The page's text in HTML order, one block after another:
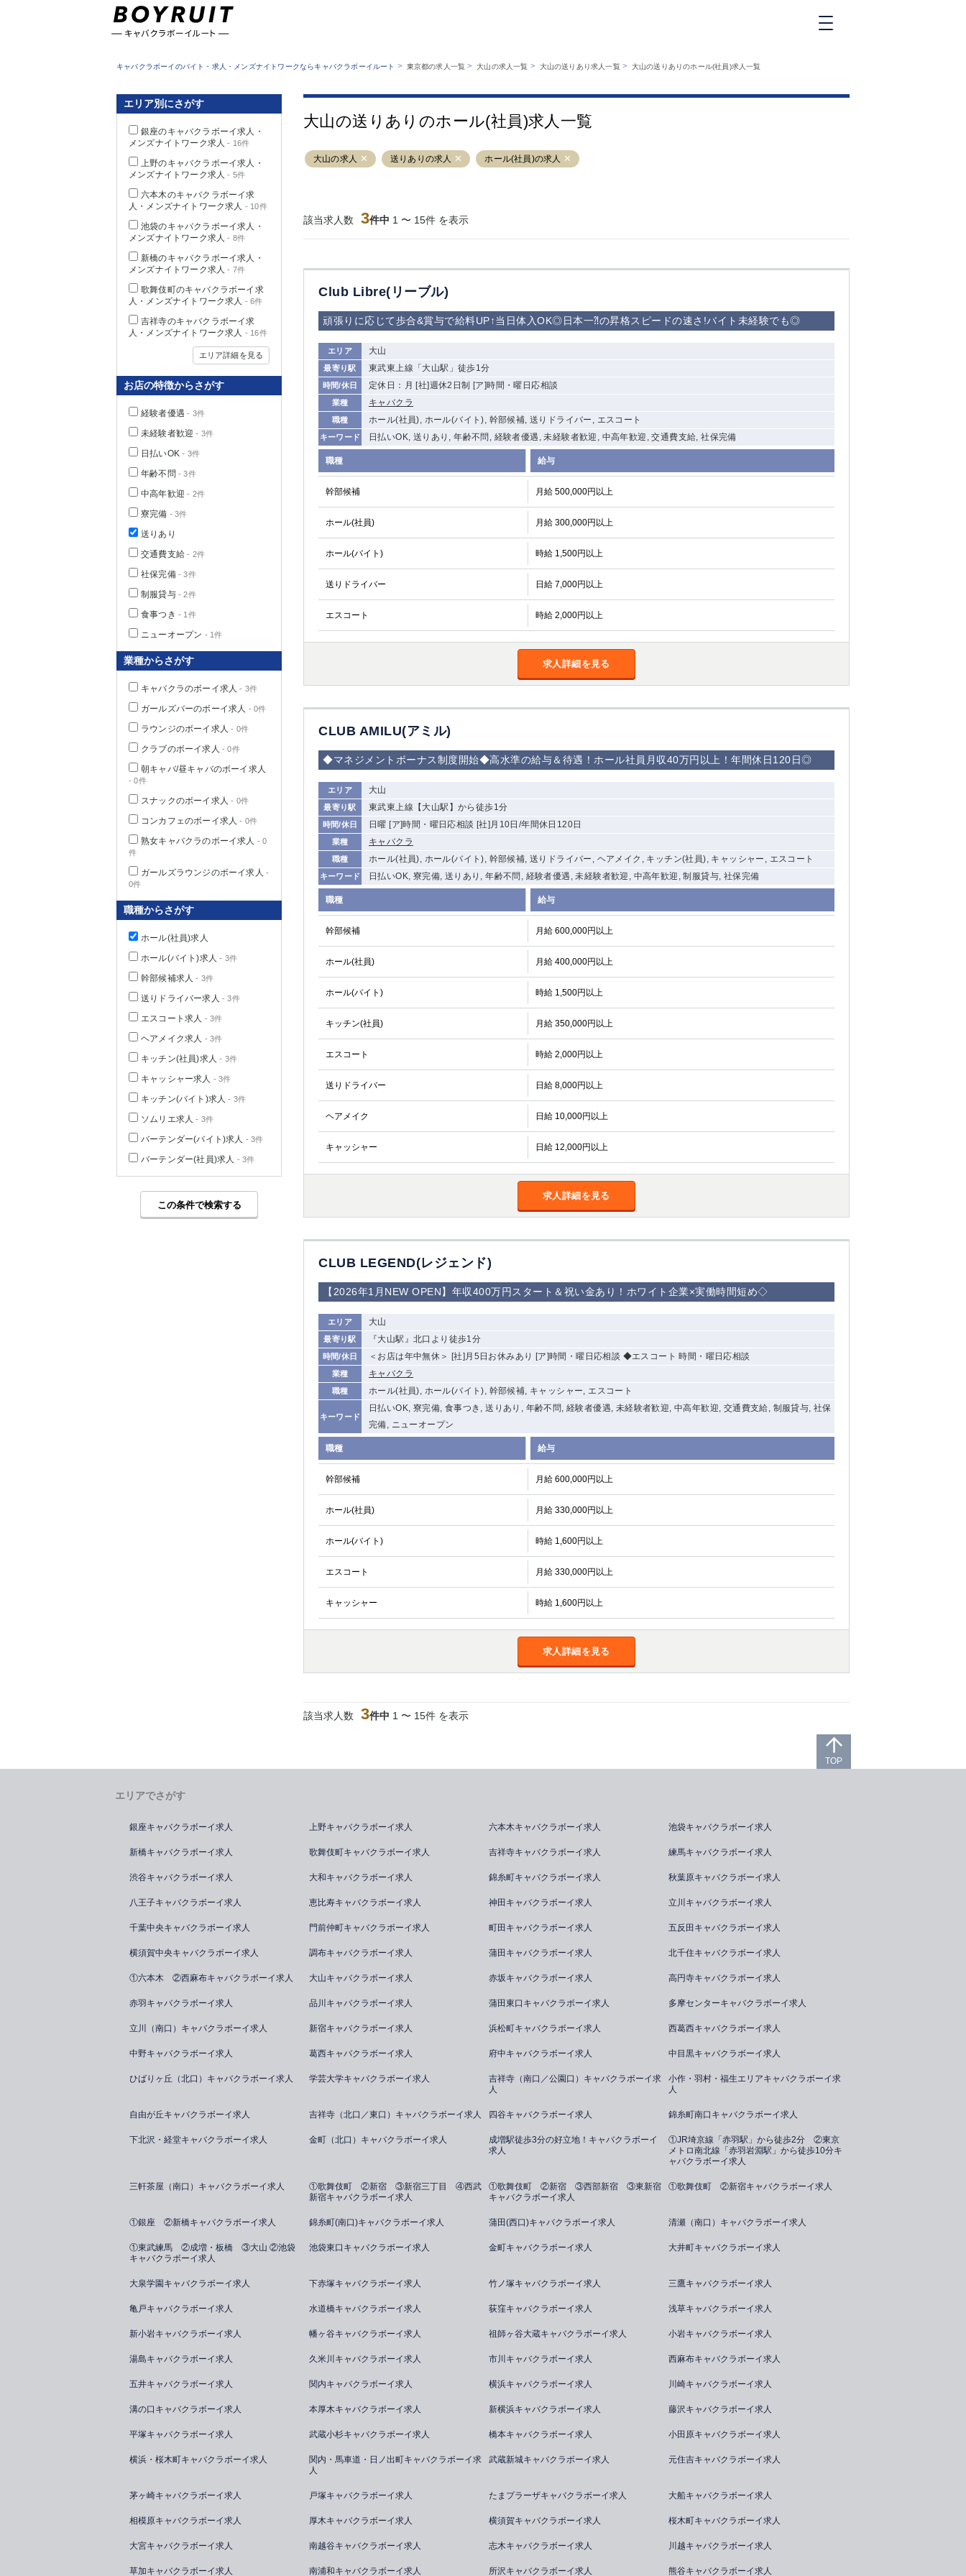
業種から探す
職種から探す
キャバクラボーイルートとは？
サイトマップ
キャバクラボーイのバイト・求人・メンズナイトワークならキャバクラボーイルート > 東京都の求人一覧 >大山の求人一覧 > 大山の送りあり求人一覧> 大山の送りありのホール(社員)求人一覧
大山の送りありのホール(社員)求人一覧
大山の求人 送りありの求人 ホール(社員)の求人
該当求人数 3件中 1 〜 15件 を表示
Club Libre(リーブル)
頑張りに応じて歩合&賞与で給料UP↑当日体入OK◎日本一⁈の昇格スピードの速さ!バイト未経験でも◎
エリア 大山
最寄り駅 東武東上線「大山駅」徒歩1分
時間/休日 定休日：月 [社]週休2日制 [ア]時間・曜日応相談
業種 キャバクラ
職種 ホール(社員), ホール(バイト), 幹部候補, 送りドライバー, エスコート
キーワード 日払いOK, 送りあり, 年齢不問, 経験者優遇, 未経験者歓迎, 中高年歓迎, 交通費支給, 社保完備
職種 給与
幹部候補 月給 500,000円以上
ホール(社員) 月給 300,000円以上
ホール(バイト) 時給 1,500円以上
送りドライバー 日給 7,000円以上
エスコート 時給 2,000円以上
求人詳細を見る
CLUB AMILU(アミル)
◆マネジメントボーナス制度開始◆高水準の給与＆待遇！ホール社員月収40万円以上！年間休日120日◎
エリア 大山
最寄り駅 東武東上線【大山駅】から徒歩1分
時間/休日 日曜 [ア]時間・曜日応相談 [社]月10日/年間休日120日
業種 キャバクラ
職種 ホール(社員), ホール(バイト), 幹部候補, 送りドライバー, ヘアメイク, キッチン(社員), キャッシャー, エスコート
キーワード 日払いOK, 寮完備, 送りあり, 年齢不問, 経験者優遇, 未経験者歓迎, 中高年歓迎, 制服貸与, 社保完備
職種 給与
幹部候補 月給 600,000円以上
ホール(社員) 月給 400,000円以上
ホール(バイト) 時給 1,500円以上
キッチン(社員) 月給 350,000円以上
エスコート 時給 2,000円以上
送りドライバー 日給 8,000円以上
ヘアメイク 日給 10,000円以上
キャッシャー 日給 12,000円以上
求人詳細を見る
CLUB LEGEND(レジェンド)
【2026年1月NEW OPEN】年収400万円スタート＆祝い金あり！ホワイト企業×実働時間短め◇
エリア 大山
最寄り駅 『大山駅』北口より徒歩1分
時間/休日 ＜お店は年中無休＞ [社]月5日お休みあり [ア]時間・曜日応相談 ◆エスコート 時間・曜日応相談
業種 キャバクラ
職種 ホール(社員), ホール(バイト), 幹部候補, キャッシャー, エスコート
キーワード
日払いOK, 寮完備, 食事つき, 送りあり, 年齢不問, 経験者優遇, 未経験者歓迎, 中高年歓迎, 交通費支給, 制服貸与, 社保
完備, ニューオープン
職種 給与
幹部候補 月給 600,000円以上
ホール(社員) 月給 330,000円以上
ホール(バイト) 時給 1,600円以上
エスコート 月給 330,000円以上
キャッシャー 時給 1,600円以上
求人詳細を見る
該当求人数 3件中 1 〜 15件 を表示
エリア別にさがす
銀座のキャバクラボーイ求人・
メンズナイトワーク求人 - 16件
上野のキャバクラボーイ求人・
メンズナイトワーク求人 - 5件
六本木のキャバクラボーイ求
人・メンズナイトワーク求人 - 10件
池袋のキャバクラボーイ求人・
メンズナイトワーク求人 - 8件
新橋のキャバクラボーイ求人・
メンズナイトワーク求人 - 7件
歌舞伎町のキャバクラボーイ求
人・メンズナイトワーク求人 - 6件
吉祥寺のキャバクラボーイ求
人・メンズナイトワーク求人 - 16件
エリア詳細を見る
お店の特徴からさがす
経験者優遇 - 3件
未経験者歓迎 - 3件
日払いOK - 3件
年齢不問 - 3件
中高年歓迎 - 2件
寮完備 - 3件
送りあり
交通費支給 - 2件
社保完備- 3件
制服貸与- 2件
食事つき - 1件
ニューオープン - 1件
業種からさがす
キャバクラのボーイ求人 - 3件
ガールズバーのボーイ求人 - 0件
ラウンジのボーイ求人 - 0件
クラブのボーイ求人 - 0件
朝キャバ/昼キャバのボーイ求人
- 0件
スナックのボーイ求人 - 0件
コンカフェのボーイ求人 - 0件
熟女キャバクラのボーイ求人 - 0
件
ガールズラウンジのボーイ求人 -
0件
職種からさがす
ホール(社員)求人
ホール(バイト)求人 - 3件
幹部候補求人 - 3件
送りドライバー求人 - 3件
エスコート求人 - 3件
ヘアメイク求人 - 3件
キッチン(社員)求人 - 3件
キャッシャー求人 - 3件
キッチン(バイト)求人 - 3件
ソムリエ求人 - 3件
バーテンダー(バイト)求人 - 3件
バーテンダー(社員)求人 - 3件
この条件で検索する
東京都 銀座 上野 六本木 池袋
新橋
立川
千葉中央 門前仲町 町田
大山
赤坂 高円寺
ひばりヶ丘（北
学芸大学
の好立地！
「赤羽駅」から
徒歩2分 ②東
京メトロ南北線
「赤羽岩淵駅」
から徒歩10分
宿
①歌舞伎町 ②
新宿
①東武練馬 ②
成増・板橋 ③
大山 ②池袋
池袋東口 金町
下赤塚 竹ノ塚 三鷹 亀戸
荻窪
浅草 新小岩 幡ヶ谷
祖師ヶ谷大蔵
五井
関内 横浜 川崎 溝の口
本厚木
新横浜
武蔵小杉
小田原
横浜・桜木町
関内・馬車道・
日ノ出町
武蔵新城 元住吉
茅ヶ崎 戸塚 たまプラーザ 大船
相模原
厚木
桜木町
大宮 川越
南浦和
所沢 熊谷
獨協大学前＜草
加松原＞
北浦和（西口）
千葉県
茂原
松戸
浦安
宇都宮
茨城県 土浦
群馬県 高崎
0 選択した内容で設定
エリアでさがす
銀座キャバクラボーイ求人 上野キャバクラボーイ求人 六本木キャバクラボーイ求人 池袋キャバクラボーイ求人
新橋キャバクラボーイ求人 歌舞伎町キャバクラボーイ求人 吉祥寺キャバクラボーイ求人 練馬キャバクラボーイ求人
渋谷キャバクラボーイ求人 大和キャバクラボーイ求人 錦糸町キャバクラボーイ求人 秋葉原キャバクラボーイ求人
八王子キャバクラボーイ求人 恵比寿キャバクラボーイ求人 神田キャバクラボーイ求人 立川キャバクラボーイ求人
千葉中央キャバクラボーイ求人 門前仲町キャバクラボーイ求人 町田キャバクラボーイ求人 五反田キャバクラボーイ求人
横須賀中央キャバクラボーイ求人 調布キャバクラボーイ求人 蒲田キャバクラボーイ求人 北千住キャバクラボーイ求人
①六本木 ②西麻布キャバクラボーイ求人 大山キャバクラボーイ求人 赤坂キャバクラボーイ求人 高円寺キャバクラボーイ求人
赤羽キャバクラボーイ求人 品川キャバクラボーイ求人 蒲田東口キャバクラボーイ求人 多摩センターキャバクラボーイ求人
立川（南口）キャバクラボーイ求人 新宿キャバクラボーイ求人 浜松町キャバクラボーイ求人 西葛西キャバクラボーイ求人
中野キャバクラボーイ求人 葛西キャバクラボーイ求人 府中キャバクラボーイ求人 中目黒キャバクラボーイ求人
ひばりヶ丘（北口）キャバクラボーイ求人 学芸大学キャバクラボーイ求人
吉祥寺（南口／公園口）キャバクラボーイ求
人
小作・羽村・福生エリアキャバクラボーイ求
人
自由が丘キャバクラボーイ求人 吉祥寺（北口／東口）キャバクラボーイ求人 四谷キャバクラボーイ求人 錦糸町南口キャバクラボーイ求人
下北沢・経堂キャバクラボーイ求人 金町（北口）キャバクラボーイ求人
成増駅徒歩3分の好立地！キャバクラボーイ
求人
①JR埼京線「赤羽駅」から徒歩2分 ②東京
メトロ南北線「赤羽岩淵駅」から徒歩10分キ
ャバクラボーイ求人
三軒茶屋（南口）キャバクラボーイ求人
①歌舞伎町 ②新宿 ③新宿三丁目 ④西武
新宿キャバクラボーイ求人
①歌舞伎町 ②新宿 ③西部新宿 ③東新宿
キャバクラボーイ求人
①歌舞伎町 ②新宿キャバクラボーイ求人
①銀座 ②新橋キャバクラボーイ求人 錦糸町(南口)キャバクラボーイ求人 蒲田(西口)キャバクラボーイ求人 清瀬（南口）キャバクラボーイ求人
①東武練馬 ②成増・板橋 ③大山 ②池袋
キャバクラボーイ求人
池袋東口キャバクラボーイ求人 金町キャバクラボーイ求人 大井町キャバクラボーイ求人
大泉学園キャバクラボーイ求人 下赤塚キャバクラボーイ求人 竹ノ塚キャバクラボーイ求人 三鷹キャバクラボーイ求人
亀戸キャバクラボーイ求人 水道橋キャバクラボーイ求人 荻窪キャバクラボーイ求人 浅草キャバクラボーイ求人
新小岩キャバクラボーイ求人 幡ヶ谷キャバクラボーイ求人 祖師ヶ谷大蔵キャバクラボーイ求人 小岩キャバクラボーイ求人
湯島キャバクラボーイ求人 久米川キャバクラボーイ求人 市川キャバクラボーイ求人 西麻布キャバクラボーイ求人
五井キャバクラボーイ求人 関内キャバクラボーイ求人 横浜キャバクラボーイ求人 川崎キャバクラボーイ求人
溝の口キャバクラボーイ求人 本厚木キャバクラボーイ求人 新横浜キャバクラボーイ求人 藤沢キャバクラボーイ求人
平塚キャバクラボーイ求人 武蔵小杉キャバクラボーイ求人 橋本キャバクラボーイ求人 小田原キャバクラボーイ求人
横浜・桜木町キャバクラボーイ求人
関内・馬車道・日ノ出町キャバクラボーイ求
人
武蔵新城キャバクラボーイ求人 元住吉キャバクラボーイ求人
茅ヶ崎キャバクラボーイ求人 戸塚キャバクラボーイ求人 たまプラーザキャバクラボーイ求人 大船キャバクラボーイ求人
相模原キャバクラボーイ求人 厚木キャバクラボーイ求人 横須賀キャバクラボーイ求人 桜木町キャバクラボーイ求人
大宮キャバクラボーイ求人 南越谷キャバクラボーイ求人 志木キャバクラボーイ求人 川越キャバクラボーイ求人
草加キャバクラボーイ求人 南浦和キャバクラボーイ求人 所沢キャバクラボーイ求人 熊谷キャバクラボーイ求人
TOP